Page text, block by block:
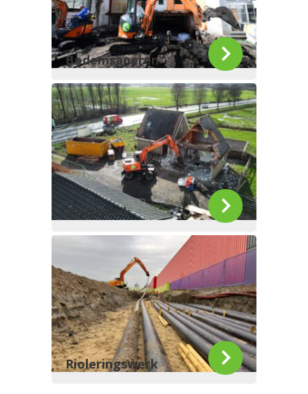
Bodemsaneren
Sloopwerk
Rioleringswerk